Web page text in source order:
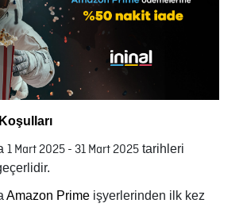
1 Mart 2025 - 31 Mart 2025 tarihleri
Amazon Prime işyerlerinden ilk kez